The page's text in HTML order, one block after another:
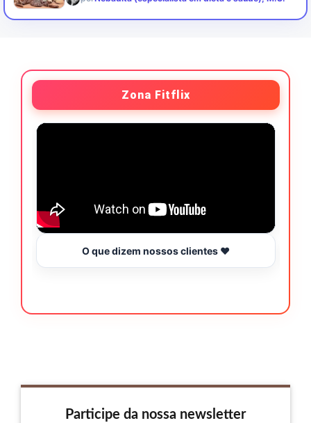
Zona Fitflix
O que dizem nossos clientes ❤️
Participe da nossa newsletter